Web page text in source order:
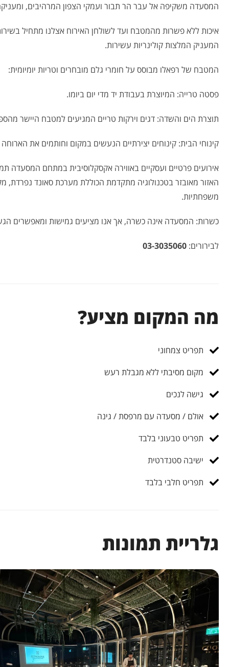
המסעדה משקיפה אל עבר הר תבור ועמקי הצפון המרהיבים,
איכות ללא פשרות מהמטבח ועד לשולחן האירוח אצלנו מתחיל
המעניק המלצות קולינריות עשירות.
המטבח של רפאלו מבוסס על חומרי גלם מובחרים וטריות יומיומית:
פסטה טרייה: המיוצרת בעבודת יד מדי יום ביומו.
תוצרת הים והשדה: דגים וירקות טריים המגיעים למטבח היישר
קינוחי הבית: קינוחים יצירתיים הנעשים במקום וחותמים את
אירועים פרטיים ועסקיים באווירה אקסקלוסיבית במתחם המסעדה תמצאו
האזור מאובזר בטכנולוגיה מתקדמת הכוללת מערכת סאונד נפרדת,
משפחתיות.
כשרות: המסעדה אינה כשרה, אך אנו מציעים גמישות ומאפשרים
לבירורים: 03-3035060
מה המקום מציע?
תפריט צמחוני
מקום מסיבתי ללא מגבלת רעש
גישה לנכים
אולם / מסעדה עם מרפסת / גינה
תפריט טבעוני בלבד
ישיבה סטנדרטית
תפריט חלבי בלבד
גלריית תמונות